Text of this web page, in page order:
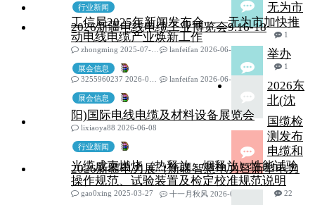
行业新闻
无为市
工信局2025年新闻发布会——无为市加快推
动电线电缆产业焕新工作
1
zhongming 2025-07-19
lanfeifan 2026-06-17
展会信息
2026新疆电线电缆工业博览会9.16-18
举办
1
3255960237 2026-06-12
lanfeifan 2026-06-17
展会信息
2026东
北(沈
阳)国际电线电缆及材料设备展览会
lixiaoya88 2026-06-08
行业新闻
国缆检
测发布
电缆和
光缆成束燃烧（热释放、烟释放）性能试验
操作规范、试验装置及检定校准规范说明
22
gao0xing 2025-03-27 十一月秋风 2026-06-02
2026新疆电力展（新疆智慧电力暨新型电力